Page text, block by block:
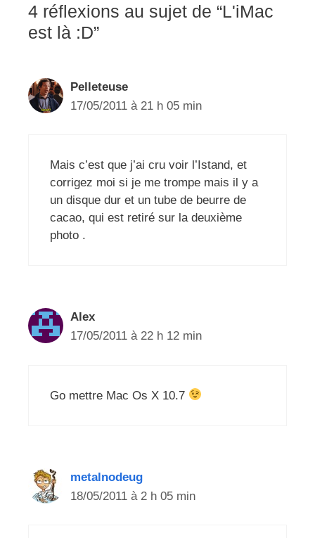
4 réflexions au sujet de “L'iMac
est là :D”
Pelleteuse
17/05/2011 à 21 h 05 min
Mais c’est que j’ai cru voir l’Istand, et
corrigez moi si je me trompe mais il y a
un disque dur et un tube de beurre de
cacao, qui est retiré sur la deuxième
photo .
Alex
17/05/2011 à 22 h 12 min
Go mettre Mac Os X 10.7
metalnodeug
18/05/2011 à 2 h 05 min